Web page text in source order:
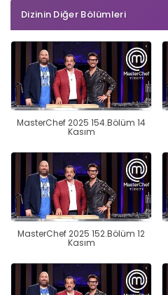
Dizinin Diğer Bölümleri
MasterChef 2025 154.Bölüm 14
Kasım
MasterChef 2025 152.Bölüm 12
Kasım